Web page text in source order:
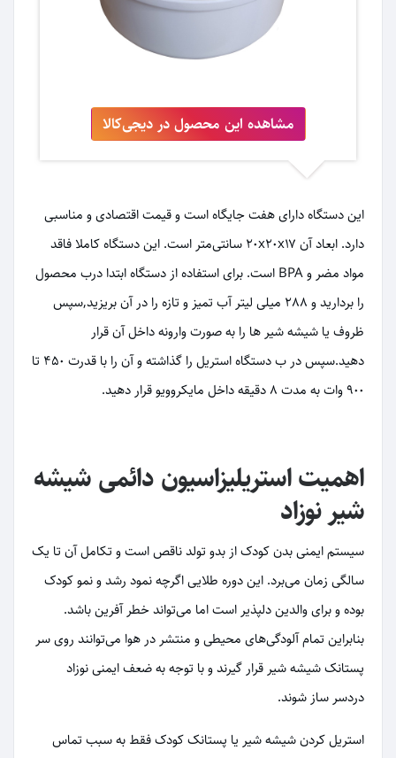
مشاهده این محصول در دیجی‌کالا
این دستگاه دارای هفت جایگاه است و قیمت اقتصادی و مناسبی
دارد. ابعاد آن ۲۰x۲۰x۱۷ سانتی‌متر است. این دستگاه کاملا فاقد
مواد مضر و BPA است. برای استفاده از دستگاه ابتدا درب محصول
را بردارید و 288 میلی لیتر آب تمیز و تازه را در آن بریزید,سپس
ظروف یا شیشه شیر ها را به صورت وارونه داخل آن قرار
دهید.سپس در ب دستگاه استریل را گذاشته و آن را با قدرت 450 تا
900 وات به مدت 8 دقیقه داخل مایکروویو قرار دهید.
اهمیت استریلیزاسیون دائمی شیشه
شیر نوزاد
سیستم ایمنی بدن کودک از بدو تولد ناقص است و تکامل آن تا یک
سالگی زمان می‌برد. این دوره طلایی اگرچه نمود رشد و نمو کودک
بوده و برای والدین دلپذیر است اما می‌تواند خطر آفرین باشد.
بنابراین تمام آلودگی‌های محیطی و منتشر در هوا می‌توانند روی سر
پستانک شیشه شیر قرار گیرند و با توجه به ضعف ایمنی نوزاد
دردسر ساز شوند.
استریل کردن شیشه شیر یا پستانک کودک فقط به سبب تماس